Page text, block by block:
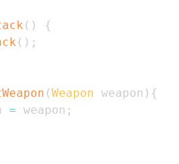
( )
{
( ) ;
(Weapon weapon ) {
= weapon ;